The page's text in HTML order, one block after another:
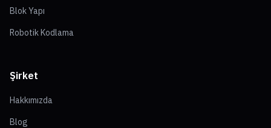
Blok Yapı
Robotik Kodlama
Şirket
Hakkımızda
Blog